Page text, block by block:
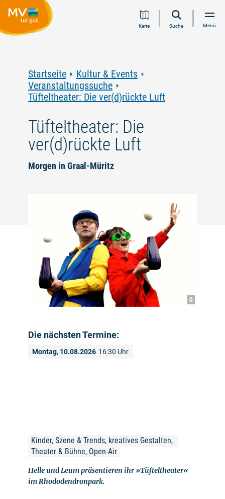
Inhalt
Navigation
Volltextsuche
FooterKarte Suche Menü
Startseite
Kultur & Events
Veranstaltungssuche
Tüfteltheater: Die ver(d)rückte Luft
Tüfteltheater: Die
ver(d)rückte Luft
Morgen in Graal-Müritz
©
Die nächsten Termine:
Montag, 10.08.2026 16:30 Uhr
Kinder, Szene & Trends, kreatives Gestalten,
Theater & Bühne, Open-Air
Helle und Leum präsentieren ihr »Tüfteltheater«
im Rhododendronpark.